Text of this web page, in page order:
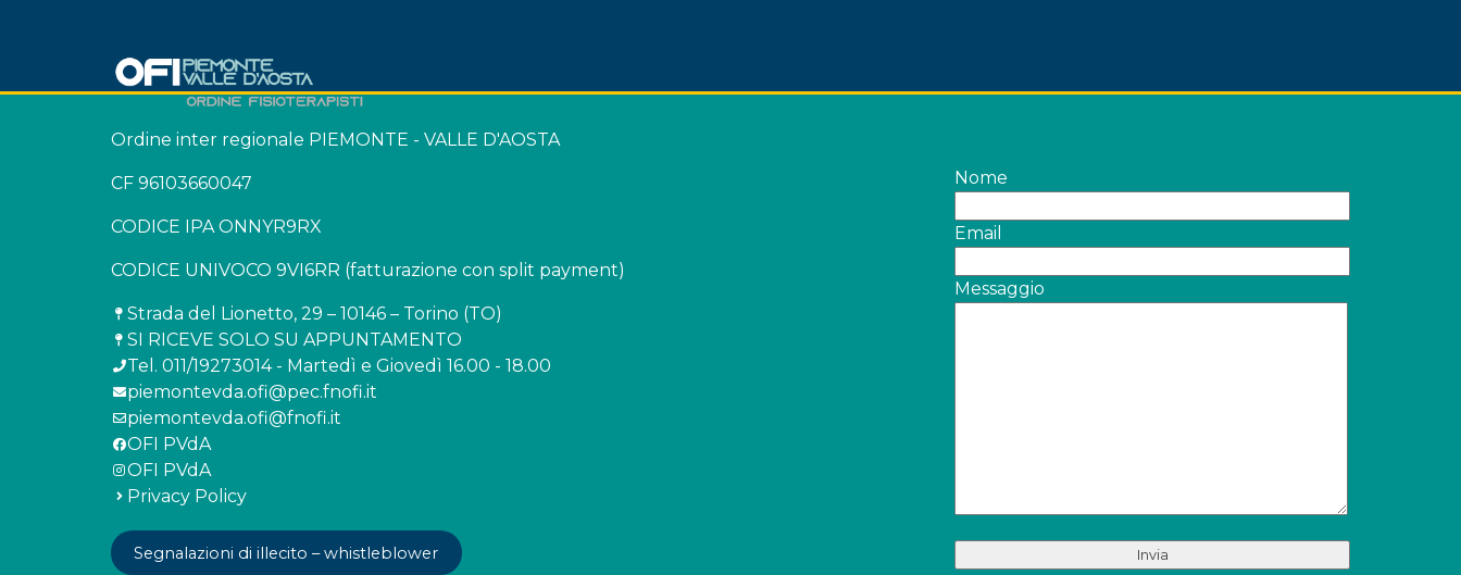
Ordine inter regionale PIEMONTE - VALLE D'AOSTA
CF 96103660047
CODICE IPA ONNYR9RX
CODICE UNIVOCO 9VI6RR (fatturazione con split payment)
Strada del Lionetto, 29 – 10146 – Torino (TO)
SI RICEVE SOLO SU APPUNTAMENTO
Tel. 011/19273014 - Martedì e Giovedì 16.00 - 18.00
piemontevda.ofi@pec.fnofi.it
piemontevda.ofi@fnofi.it
OFI PVdA
OFI PVdA
Privacy Policy
Segnalazioni di illecito – whistleblower
Nome
Email
Messaggio